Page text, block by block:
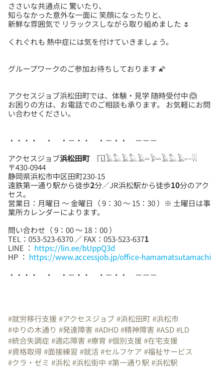
ささいな共通点に 驚いたり、
知らなかった意外な一面に 笑顔になったりと、
アクセスジョブ浜松田町では、体験・見学 随時受付中 🙆
お困りの方は、お電話でのご相談も承ります。 お気軽にお問
アクセスジョブ浜松田町𓉔𓄿𓅓𓄿𓅓𓄿𓏏𓅱𓏏𓄿𓅓𓄿𓍿𓇌
〒430-0944
静岡県浜松市中区田町230-15
遠鉄第一通り駅から徒歩2分／JR浜松駅から徒歩10分のアク
セス。
営業日：月曜日 ～ 金曜日（ 9：30 ～ 15：30 ）※ 土曜日は事
問い合わせ（ 9：00 ～ 18：00 ）
TEL：053-523-6370 ／ FAX：053-523-6371
LINE ： https://lin.ee/bUppQ3d
HP ： https://www.accessjob.jp/office-hamamatsutamachi
・・・・ ・ ・－・・ ・－・・ －－－
#就労移行支援 #アクセスジョブ #浜松田町#浜松市
#ゆりの木通り #発達障害 #ADHD#精神障害 #ASD#LD
#統合失調症#適応障害 #療育 #個別支援 #在宅支援
#資格取得#面接練習 #就活#セルフケア #福祉サービス
#クラ・ゼミ #浜松#浜松街中 #第一通り駅 #浜松駅